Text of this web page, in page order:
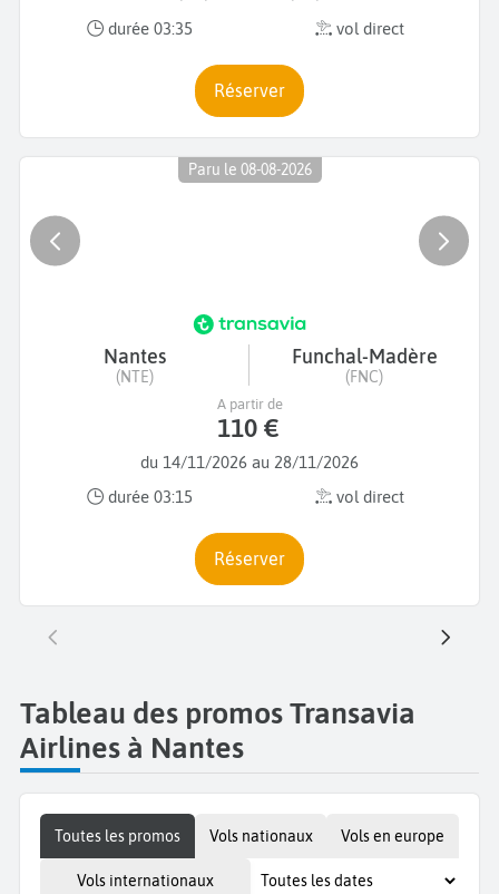
durée 03:35
vol direct
Réserver
Paru le 08-08-2026
Nantes
(NTE)
Funchal-Madère
(FNC)
du 14/11/2026 au 28/11/2026
durée 03:15
vol direct
A partir de
110 €
Réserver
Tableau des promos Transavia
Airlines à Nantes
Toutes les promos Vols nationaux Vols en europe
Vols internationaux